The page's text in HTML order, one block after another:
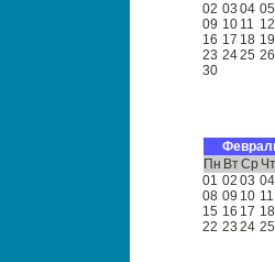
02 03 04 05
09 10 11 12
16 17 18 19
23 2425 26
30
Пн ВтСр
01 02 03 04
08 09 10 11
15 16 17 18
22 23 24 25